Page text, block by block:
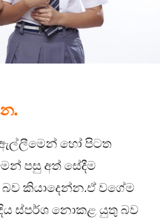
හෝ පිටත
පසු අත් සේදීම
කියාදෙන්න.ඒ වගේම
ස්පර්ශ නොකළ යුතු බව